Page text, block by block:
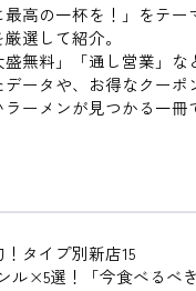
最高の一杯を！」をテー
選して紹介。
盛無料」「通し営業」な
ータや、お得なクーポ
ーメンが見つかる一冊
タイプ別新店15
×5選！「今食べるべ